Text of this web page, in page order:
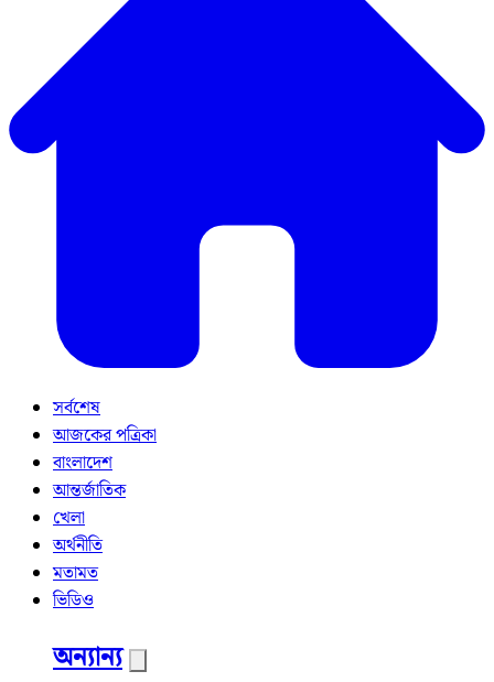
সর্বশেষ
আজকের পত্রিকা
বাংলাদেশ
আন্তর্জাতিক
খেলা
অর্থনীতি
মতামত
ভিডিও
অন্যান্য